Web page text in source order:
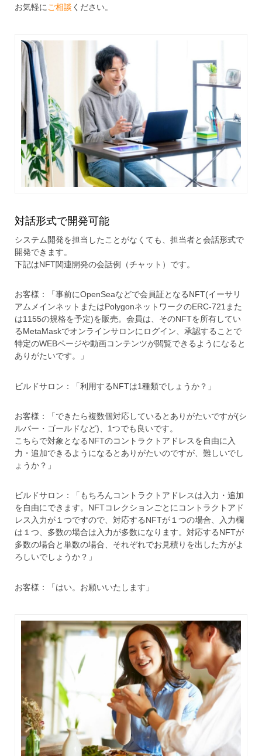
お気軽に ご相談 ください。
対話形式で開発可能
システム開発を担当したことがなくても、担当者と会話形式で
開発できます。
下記はNFT関連開発の会話例（チャット）です。
お客様：「事前にOpenSeaなどで会員証となるNFT(イーサリ
アムメインネットまたはPolygonネットワークのERC-721また
は1155の規格を予定)を販売。会員は、そのNFTを所有してい
るMetaMaskでオンラインサロンにログイン、承認することで
特定のWEBページや動画コンテンツが閲覧できるようになると
ありがたいです。」
ビルドサロン：「利用するNFTは1種類でしょうか？」
お客様：「できたら複数個対応しているとありがたいですが(シ
ルバー・ゴールドなど)、1つでも良いです。
こちらで対象となるNFTのコントラクトアドレスを自由に入
力・追加できるようになるとありがたいのですが、難しいでし
ょうか？」
ビルドサロン：「もちろんコントラクトアドレスは入力・追加
を自由にできます。NFTコレクションごとにコントラクトアド
レス入力が１つですので、対応するNFTが１つの場合、入力欄
は１つ、多数の場合は入力が多数になります。対応するNFTが
多数の場合と単数の場合、それぞれでお見積りを出した方がよ
ろしいでしょうか？」
お客様：「はい。お願いいたします」